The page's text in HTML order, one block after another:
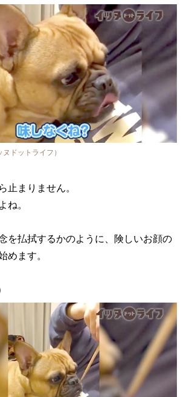
ドットライフ）
止まりません。
ね。
を払拭するかのように、険しいお顔の
めます。